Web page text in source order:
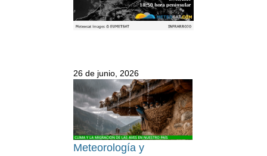
26 de junio, 2026
Meteorología y